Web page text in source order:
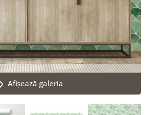
Afişează galeria